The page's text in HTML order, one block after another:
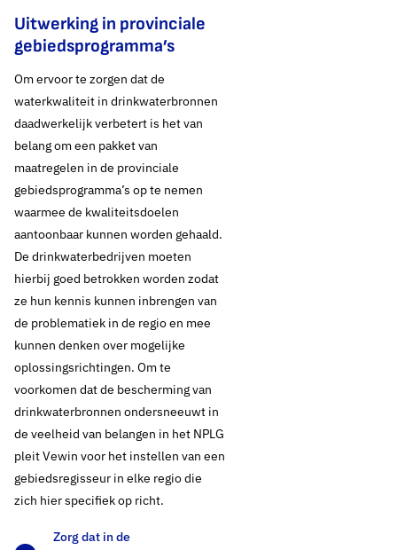
Thema's:
Uitwerking in provinciale
gebiedsprogramma’s
Om ervoor te zorgen dat de
waterkwaliteit in drinkwaterbronnen
daadwerkelijk verbetert is het van
belang om een pakket van
maatregelen in de provinciale
gebiedsprogramma’s op te nemen
waarmee de kwaliteitsdoelen
aantoonbaar kunnen worden gehaald.
De drinkwaterbedrijven moeten
hierbij goed betrokken worden zodat
ze hun kennis kunnen inbrengen van
de problematiek in de regio en mee
kunnen denken over mogelijke
oplossingsrichtingen. Om te
voorkomen dat de bescherming van
drinkwaterbronnen ondersneeuwt in
de veelheid van belangen in het NPLG
pleit Vewin voor het instellen van een
gebiedsregisseur in elke regio die
zich hier specifiek op richt.
Zorg dat in de